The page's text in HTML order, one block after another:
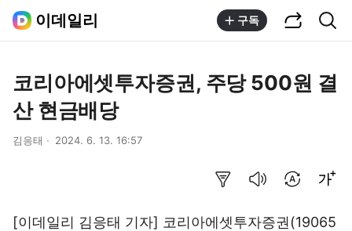
이데일리 구독
코리아에셋투자증권, 주당 500원 결
산 현금배당
김응태 2024. 6. 13. 16:57
[이데일리 김응태 기자] 코리아에셋투자증권(19065